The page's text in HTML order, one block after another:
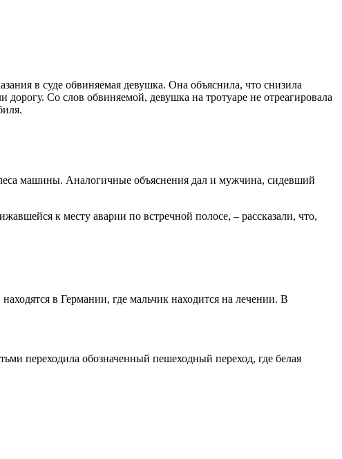
в суде обвиняемая девушка. Она объяснила, что снизила
Со слов обвиняемой, девушка на тротуаре не отреагировала
машины. Аналогичные объяснения дал и мужчина, сидевший
к месту аварии по встречной полосе, – рассказали, что,
в Германии, где мальчик находится на лечении. В
переходила обозначенный пешеходный переход, где белая